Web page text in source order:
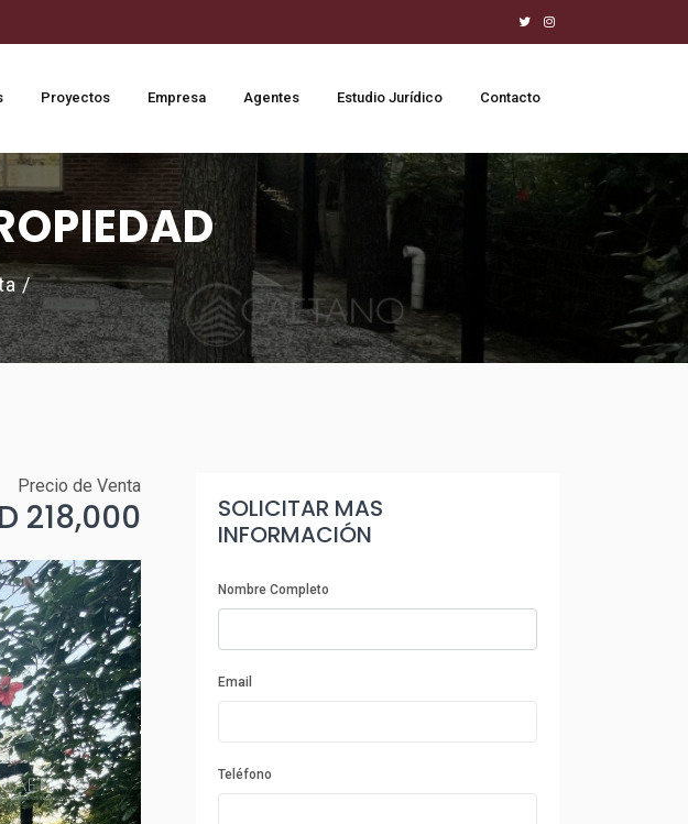
Proyectos Empresa Agentes Estudio Jurídico Contacto
/
Precio de Venta
218,000
SOLICITAR MAS
INFORMACIÓN
Nombre Completo
Email
Teléfono